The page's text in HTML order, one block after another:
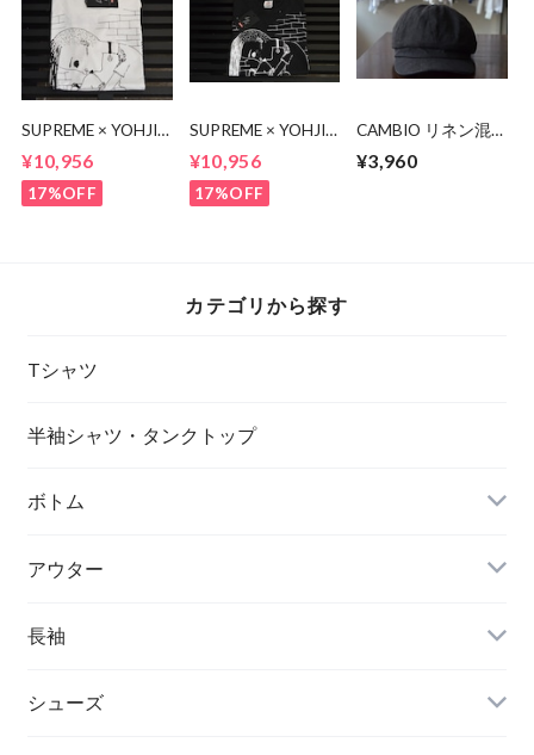
SUPREME × YOHJI
Thinker Tee
¥10,956
17%OFF
SUPREME × YOHJI
Thinker Tee
¥10,956
17%OFF
CAMBIO リネン混
¥3,960
カテゴリから探す
Tシャツ
半袖シャツ・タンクトップ
ボトム
アウター
長袖
シューズ